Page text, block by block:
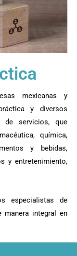
mexicanas y
y diversos
de servicios, que
química,
y bebidas,
y entretenimiento,
especialistas de
manera integral en